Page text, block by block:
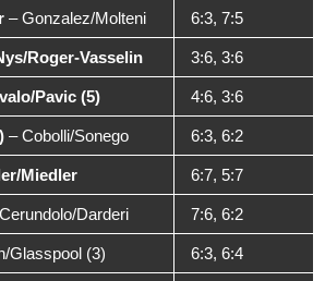
–Gonzalez/Molteni 6:3, 7:5
Roger-Vasselin 3:6, 3:6
Pavic (5) 4:6, 3:6
–Cobolli/Sonego 6:3, 6:2
Miedler 6:7, 5:7
Cerundolo/Darderi 7:6, 6:2
Glasspool (3) 6:3, 6:4